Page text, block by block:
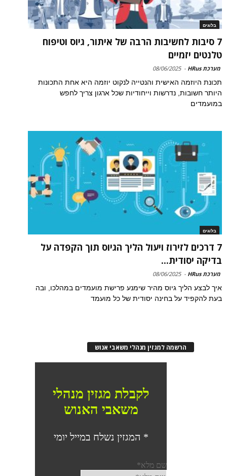
בלוגים
7 סיבות לחשיבות הרבה של איתור, גיוס וטיפוח
טלנטים יזמיים
מערכת HRus -
08/06/2025
תכונת היוזמה האישית והנטייה לנקוט יוזמה היא אחת התכונות
היותר חשובות, נדרשות וייחודיות שכל ארגון צריך לחפש
במועמדים
בלוגים
7 דרכים לזירוז ויעול הליך הגיוס תוך הקפדה על
בדיקה יסודית...
מערכת HRus -
08/06/2025
איך לבצע הליך גיוס מהיר שימנע פרישת מועמדים במהלכו, ובה
בעת להקפיד על בחינה יסודית של כל מועמד
הרשמה למגזין מנהלי משאבי אנוש